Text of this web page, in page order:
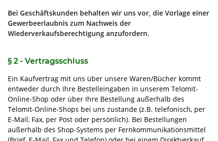
Bei Geschäftskunden behalten wir uns vor, die Vorlage einer
Gewerbeerlaubnis zum Nachweis der
Wiederverkaufsberechtigung anzufordern.
§ 2 - Vertragsschluss
Ein Kaufvertrag mit uns über unsere Waren/Bücher kommt
entweder durch Ihre Bestelleingaben in unserem Telomit-
Online-Shop oder über Ihre Bestellung außerhalb des
Telomit-Online-Shops bei uns zustande (z.B. telefonisch, per
E-Mail, Fax, per Post oder persönlich). Bei Bestellungen
außerhalb des Shop-Systems per Fernkommunikationsmittel